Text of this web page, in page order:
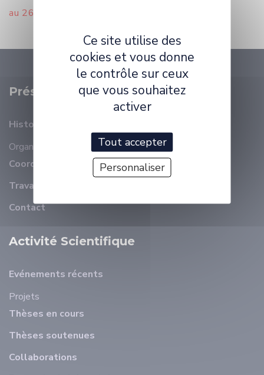
au 26 août 2018
Présentation
Histoire
Organisation
Coordonnées
Travailler à ELLIADD
Contact
Activité Scientifique
Evénements récents
Projets
Thèses en cours
Thèses soutenues
Collaborations
Ce site utilise des
cookies et vous donne
le contrôle sur ceux
que vous souhaitez
activer
Tout accepter
Personnaliser